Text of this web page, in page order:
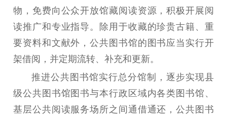
物，免费向公众开放馆藏阅读资源，积极开展阅
读推广和专业指导。除用于收藏的珍贵古籍、重
要资料和文献外，公共图书馆的图书应当实行开
架借阅，并定期流转、补充和更新。
推进公共图书馆实行总分馆制，逐步实现县
级公共图书馆图书与本行政区域内各类图书馆、
基层公共阅读服务场所之间通借通还，公共图书